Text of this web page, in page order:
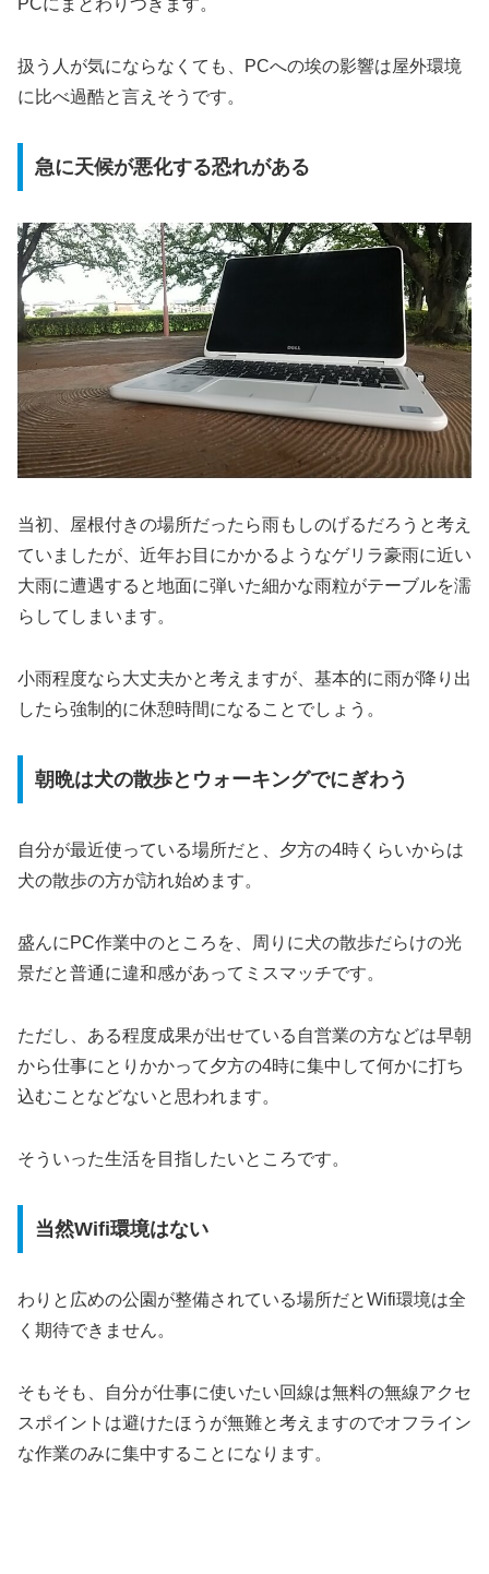
扱う人が気にならなくても、PCへの埃の影響は屋外環境
に比べ過酷と言えそうです。
急に天候が悪化する恐れがある
当初、屋根付きの場所だったら雨もしのげるだろうと考え
ていましたが、近年お目にかかるようなゲリラ豪雨に近い
大雨に遭遇すると地面に弾いた細かな雨粒がテーブルを濡
らしてしまいます。
小雨程度なら大丈夫かと考えますが、基本的に雨が降り出
したら強制的に休憩時間になることでしょう。
朝晩は犬の散歩とウォーキングでにぎわう
自分が最近使っている場所だと、夕方の4時くらいからは
犬の散歩の方が訪れ始めます。
盛んにPC作業中のところを、周りに犬の散歩だらけの光
景だと普通に違和感があってミスマッチです。
ただし、ある程度成果が出せている自営業の方などは早朝
から仕事にとりかかって夕方の4時に集中して何かに打ち
込むことなどないと思われます。
そういった生活を目指したいところです。
当然Wifi環境はない
わりと広めの公園が整備されている場所だとWifi環境は全
く期待できません。
そもそも、自分が仕事に使いたい回線は無料の無線アクセ
スポイントは避けたほうが無難と考えますのでオフライン
な作業のみに集中することになります。